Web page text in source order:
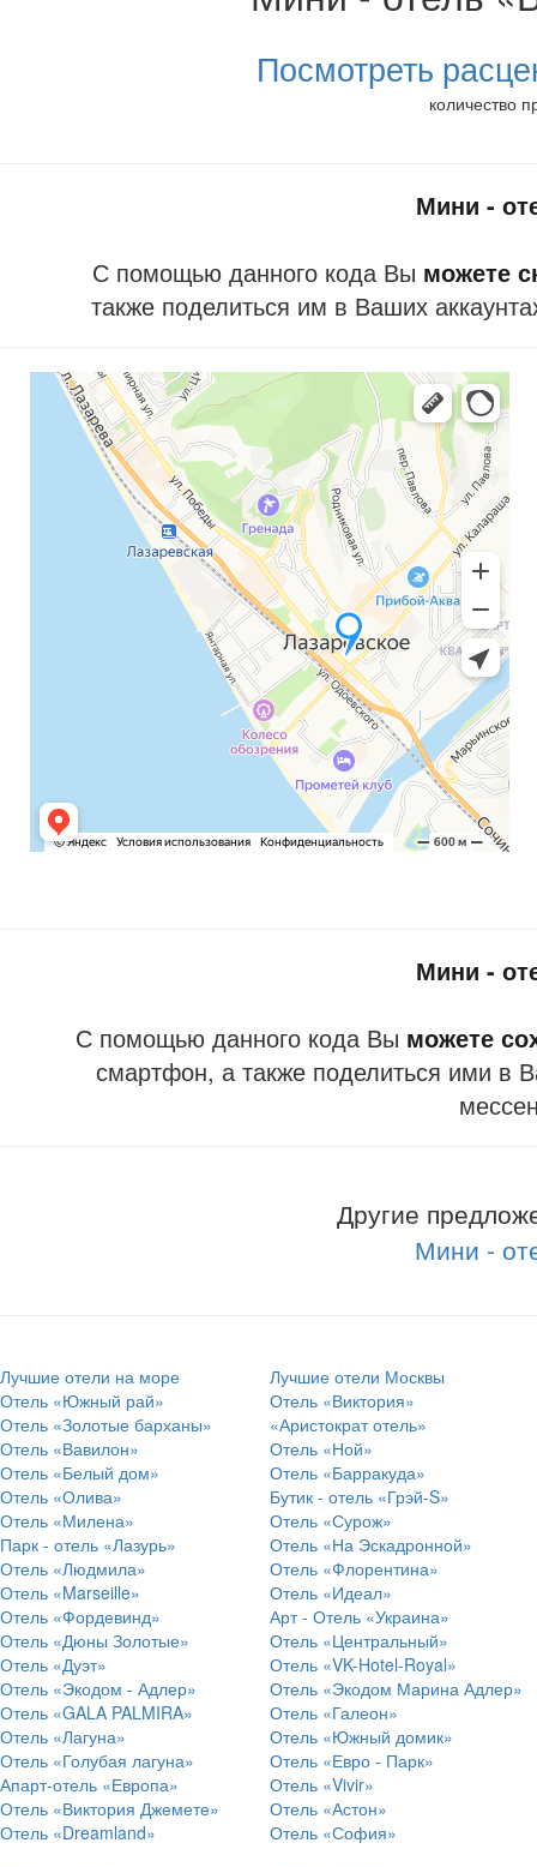
Посмотреть
количество
Мини -
С помощью данного кода Вы можете
также поделиться им в Ваших
Мини -
С помощью данного кода Вы можете
смартфон, а также поделиться ими в
Другие
Мини -
Лучшие отели на море
Лучшие отели Москвы
Отель «Южный рай»
Отель «Виктория»
Отель «Золотые барханы»
«Аристократ отель»
Отель «Вавилон»
Отель «Ной»
Отель «Белый дом»
Отель «Барракуда»
Отель «Олива»
Бутик - отель «Грэй-S»
Отель «Милена»
Отель «Сурож»
Парк - отель «Лазурь»
Отель «На Эскадронной»
Отель «Людмила»
Отель «Флорентина»
Отель «Marseille»
Отель «Идеал»
Отель «Фордевинд»
Арт - Отель «Украина»
Отель «Дюны Золотые»
Отель «Центральный»
Отель «Дуэт»
Отель «VK-Hotel-Royal»
Отель «Экодом - Адлер»
Отель «Экодом Марина Адлер»
Отель «GALA PALMIRA»
Отель «Галеон»
Отель «Лагуна»
Отель «Южный домик»
Отель «Голубая лагуна»
Отель «Евро - Парк»
Апарт-отель «Европа»
Отель «Vivir»
Отель «Виктория Джемете»
Отель «Астон»
Отель «Dreamland»
Отель «София»